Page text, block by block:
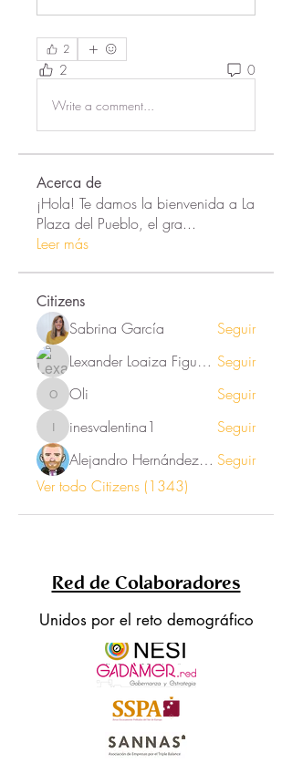
2
2 0
Write a comment...
Acerca de
¡Hola! Te damos la bienvenida a La
Plaza del Pueblo, el gra...
Leer más
Citizens
Sabrina García
Seguir
Lexander Loaiza Figueroa Seguir
Oli Oli Seguir
inesvalentina1
inesvalentina1
Seguir
Alejandro Hernández Renner Seguir
Ver todo Citizens (1343)
Red de Colaboradores
Unidos por el reto demográfico